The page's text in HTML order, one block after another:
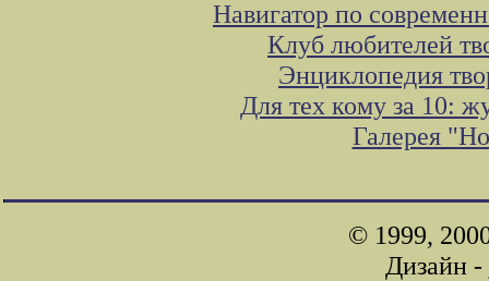
Навигатор по
Клуб любителей
Энциклопедия
Для тех кому за 10:
Галерея
© 1999,
Дизайн -